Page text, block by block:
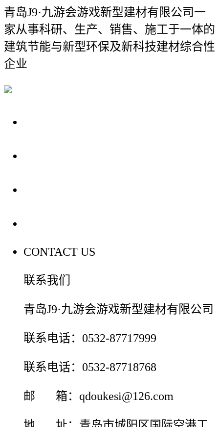
青岛J9·九游会游戏新型建材有限公司一
家从事科研、生产、销售、施工于一体的
建筑节能与新型环保及新科技建材综合性
企业
CONTACT US
联系我们
青岛J9·九游会游戏新型建材有限公司
联系电话：0532-87717999
联系电话：0532-87718768
邮 箱：qdoukesi@126.com